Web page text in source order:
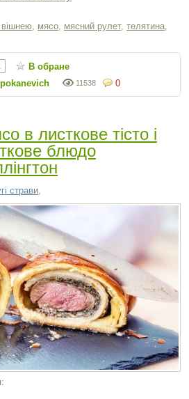
, мясо, мясний рулет, телятина,
0
11538
pokanevich
В обране
в листкове тісто і
блюдо
страви,